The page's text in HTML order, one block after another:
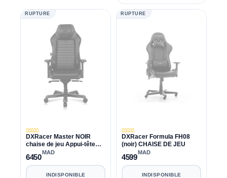
RUPTURE
DXRacer Master NOIR
chaise de jeu Appui-tête
coulissant, accoudoir en
métal 4D, coussin de siège
remplaçable
6450
MAD
INDISPONIBLE
RUPTURE
DXRacer Formula FH08
(noir) CHAISE DE JEU
4599
MAD
INDISPONIBLE